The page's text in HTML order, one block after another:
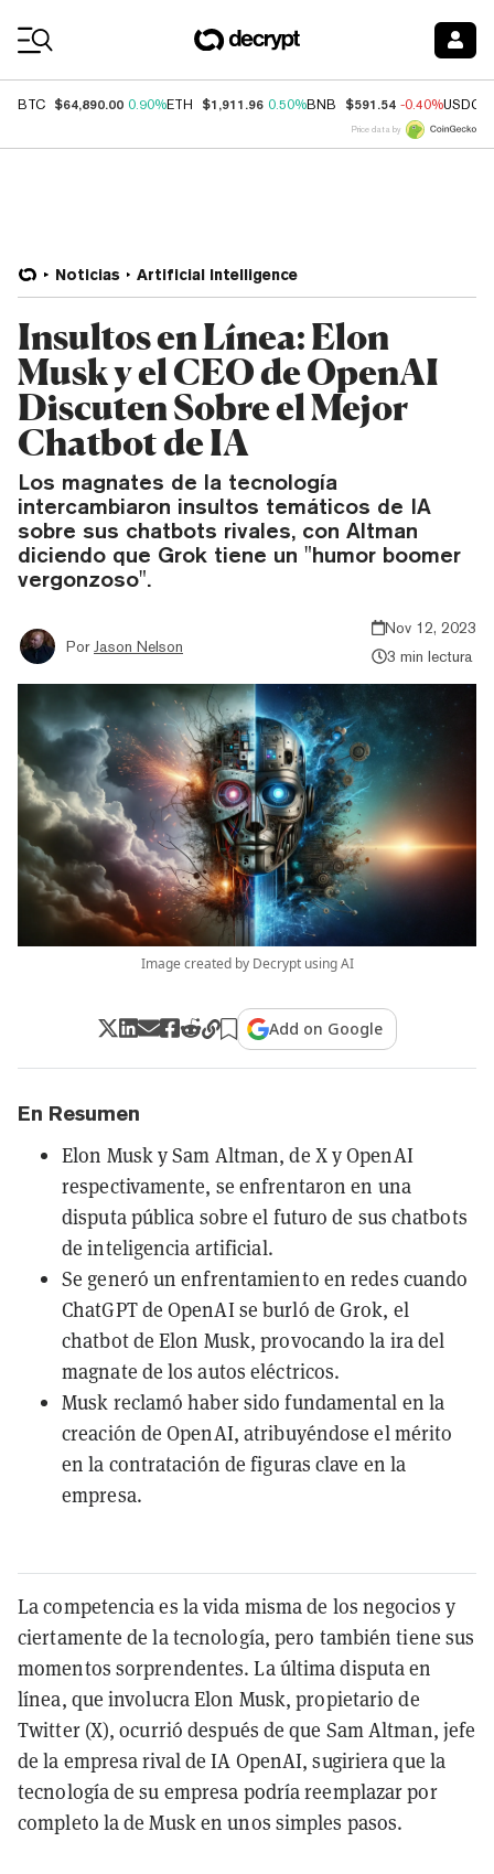
BTC $64,890.00 0.90%ETH $1,911.96 0.50%BNB $591.54 -0.40%USDC
Price data by
Noticias Artificial Intelligence
Insultos en Línea: Elon
Musk y el CEO de OpenAI
Discuten Sobre el Mejor
Chatbot de IA
Los magnates de la tecnología
intercambiaron insultos temáticos de IA
sobre sus chatbots rivales, con Altman
diciendo que Grok tiene un "humor boomer
vergonzoso".
Por Jason Nelson
Nov 12, 2023
3 min lectura
Image created by Decrypt using AI
Add on Google
En Resumen
Elon Musk y Sam Altman, de X y OpenAI
respectivamente, se enfrentaron en una
disputa pública sobre el futuro de sus chatbots
de inteligencia artificial.
Se generó un enfrentamiento en redes cuando
ChatGPT de OpenAI se burló de Grok, el
chatbot de Elon Musk, provocando la ira del
magnate de los autos eléctricos.
Musk reclamó haber sido fundamental en la
creación de OpenAI, atribuyéndose el mérito
en la contratación de figuras clave en la
empresa.
La competencia es la vida misma de los negocios y
ciertamente de la tecnología, pero también tiene sus
momentos sorprendentes. La última disputa en
línea, que involucra Elon Musk, propietario de
Twitter (X), ocurrió después de que Sam Altman, jefe
de la empresa rival de IA OpenAI, sugiriera que la
tecnología de su empresa podría reemplazar por
completo la de Musk en unos simples pasos.